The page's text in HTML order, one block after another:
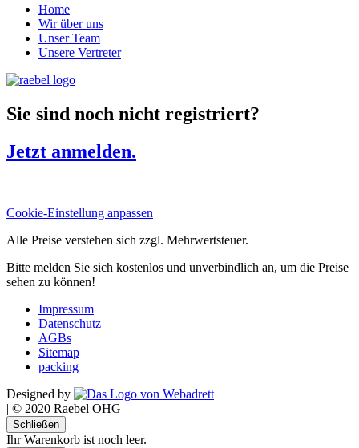
Home
Wir über uns
Unser Team
Unsere Vertreter
Sie sind noch nicht registriert?
Jetzt anmelden.
Cookie-Einstellung anpassen
Alle Preise verstehen sich zzgl. Mehrwertsteuer.
Bitte melden Sie sich kostenlos und unverbindlich an, um die Preise
sehen zu können!
Impressum
Datenschutz
AGBs
Sitemap
packing
Designed by
| © 2020 Raebel OHG
Schließen
Ihr Warenkorb ist noch leer.